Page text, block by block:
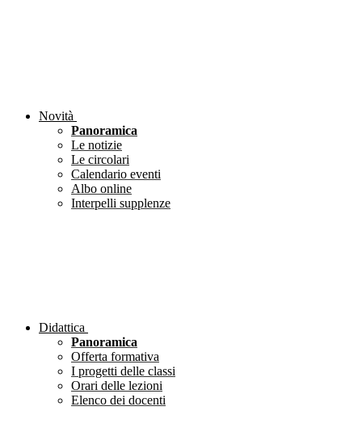
Novità
Panoramica
Le notizie
Le circolari
Calendario eventi
Albo online
Interpelli supplenze
Didattica
Panoramica
Offerta formativa
I progetti delle classi
Orari delle lezioni
Elenco dei docenti